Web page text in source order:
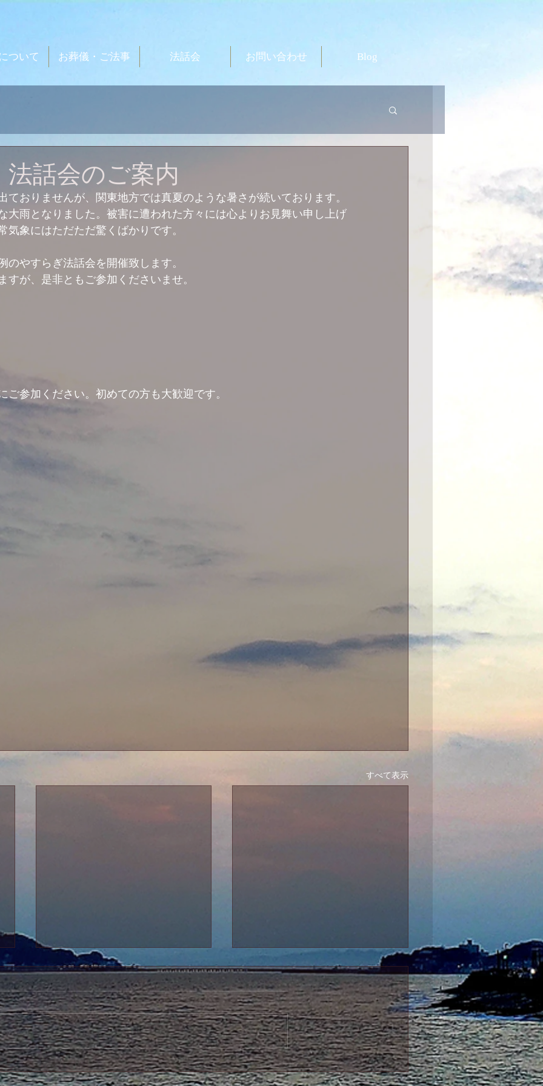
ついて お葬儀・ご法事 法話会 お問い合わせ Blog
話会のご案内
ておりませんが、関東地方では真夏のような暑さが続いております。
大雨となりました。被害に遭われた方々には心よりお見舞い申し上げ
気象にはただただ驚くばかりです。
のやすらぎ法話会を開催致します。
すが、是非ともご参加くださいませ。
参加ください。初めての方も大歓迎です。
すべて表示
6月12日法話会のご案内
5月12日永代経法要（法話
会）のお知らせ